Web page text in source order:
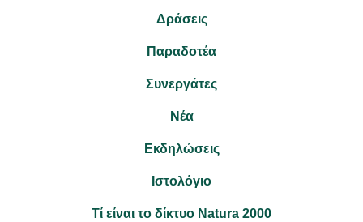
Δράσεις
Παραδοτέα
Συνεργάτες
Νέα
Εκδηλώσεις
Ιστολόγιο
Τί είναι το δίκτυο Natura 2000